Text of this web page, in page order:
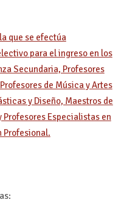
que se efectúa
para el ingreso en los
Secundaria, Profesores
de Música y Artes
y Diseño, Maestros de
Profesores Especialistas en
Profesional.